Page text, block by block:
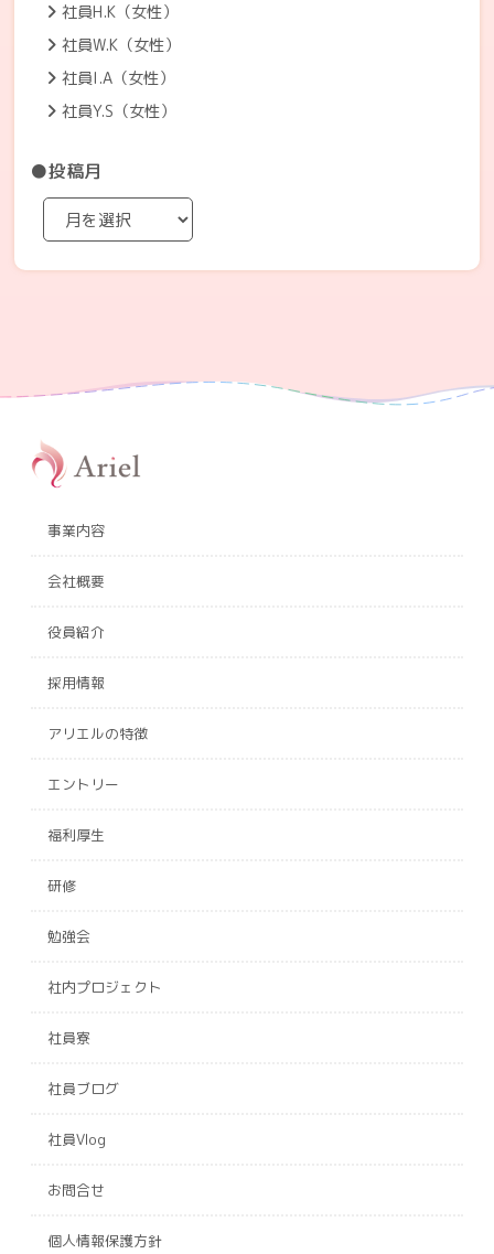
社員H.K（女性）
社員W.K（女性）
社員I.A（女性）
社員Y.S（女性）
●投稿月
事業内容
会社概要
役員紹介
採用情報
アリエルの特徴
エントリー
福利厚生
研修
勉強会
社内プロジェクト
社員寮
社員ブログ
社員Vlog
お問合せ
個人情報保護方針